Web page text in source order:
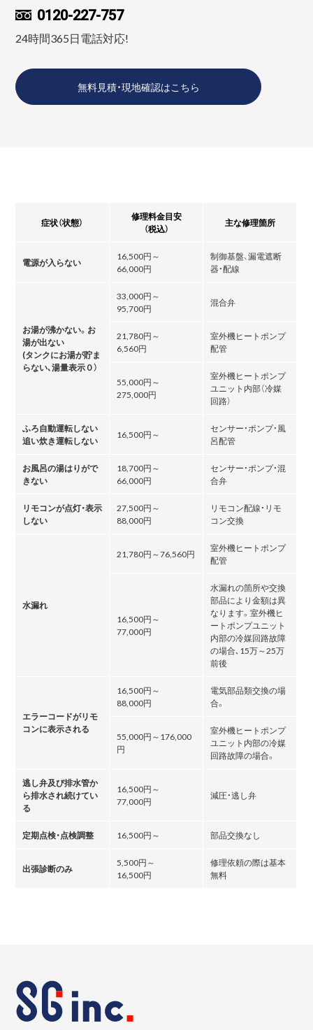
0120-227-757
24時間365日電話対応!
無料見積・現地確認はこちら
症状（状態）
修理料金目安
（税込）
主な修理箇所
電源が入らない
16,500円～
66,000円
制御基盤、漏電遮断
器・配線
お湯が沸かない。お
湯が出ない
(タンクにお湯が貯ま
らない､湯量表示０）
33,000円～
95,700円
混合弁
21,780円～
6,560円
室外機ヒートポンプ
配管
55,000円～
275,000円
室外機ヒートポンプ
ユニット内部（冷媒
回路）
ふろ自動運転しない
追い炊き運転しない
16,500円～
センサー・ポンプ・風
呂配管
お風呂の湯はりがで
きない
18,700円～
66,000円
センサー・ポンプ・混
合弁
リモコンが点灯・表示
しない
27,500円～
88,000円
リモコン配線・リモ
コン交換
水漏れ
21,780円～76,560円
室外機ヒートポンプ
配管
16,500円～
77,000円
水漏れの箇所や交換
部品により金額は異
なります。室外機ヒ
ートポンプユニット
内部の冷媒回路故障
の場合､15万～25万
前後
エラーコードがリモ
コンに表示される
16,500円～
88,000円
電気部品類交換の場
合。
55,000円～176,000
円
室外機ヒートポンプ
ユニット内部の冷媒
回路故障の場合。
逃し弁及び排水管か
ら排水され続けてい
る
16,500円～
77,000円
減圧・逃し弁
定期点検・点検調整 16,500円～ 部品交換なし
出張診断のみ
5,500円～
16,500円
修理依頼の際は基本
無料